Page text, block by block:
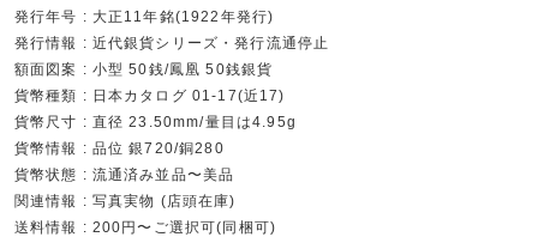
発行年号 : 大正11年銘(1922年発行)
発行情報 : 近代銀貨シリーズ・発行流通停止
額面図案 : 小型 50銭/鳳凰 50銭銀貨
貨幣種類 : 日本カタログ 01-17(近17)
貨幣尺寸 : 直径 23.50mm/量目は4.95g
貨幣情報 : 品位 銀720/銅280
貨幣状態 : 流通済み並品〜美品
関連情報 : 写真実物 (店頭在庫)
送料情報 : 200円〜ご選択可(同梱可)